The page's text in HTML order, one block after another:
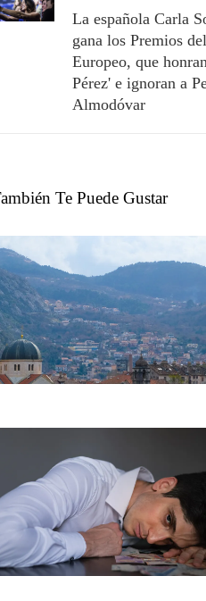
La española Carla
gana los Premios
Europeo, que
Pérez' e ignoran a
Almodóvar
Te Puede Gustar